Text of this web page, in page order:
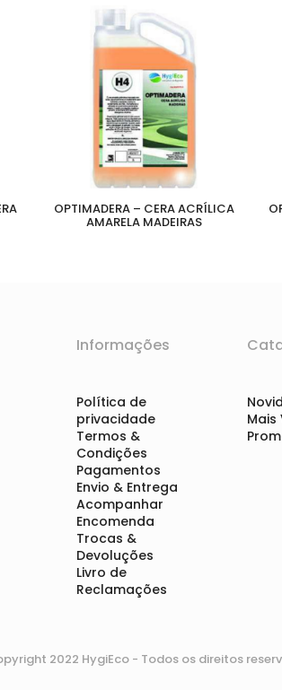
OPTIMADERA – CERA ACRÍLICA
AMARELA MADEIRAS
Informações
Política de
privacidade
Termos &
Condições
Pagamentos
Envio & Entrega
Acompanhar
Encomenda
Trocas &
Devoluções
Livro de
Reclamações
Mais
2022 HygiEco - Todos os direitos